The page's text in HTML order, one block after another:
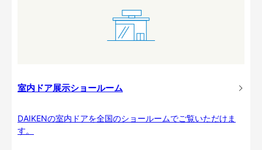
室内ドア展示ショールーム
DAIKENの室内ドアを全国のショールームでご覧いただけま
す。